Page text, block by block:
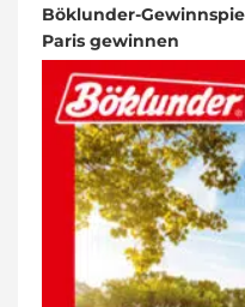
Böklunder-
Paris gewinnen